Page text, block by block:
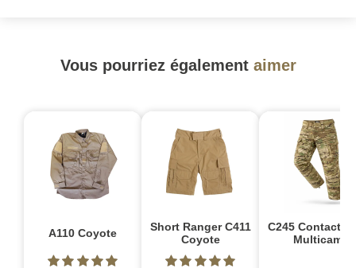
Vous pourriez également aimer
A110 Coyote
Short Ranger C411
Coyote
C245 Contact
Multicam